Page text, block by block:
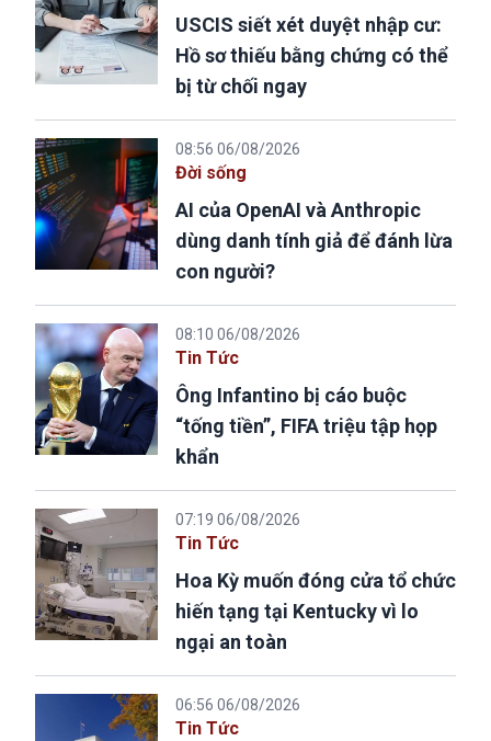
USCIS siết xét duyệt nhập cư:
Hồ sơ thiếu bằng chứng có thể
bị từ chối ngay
08:56 06/08/2026
Đời sống
AI của OpenAI và Anthropic
dùng danh tính giả để đánh lừa
con người?
08:10 06/08/2026
Tin Tức
Ông Infantino bị cáo buộc
“tống tiền”, FIFA triệu tập họp
khẩn
07:19 06/08/2026
Tin Tức
Hoa Kỳ muốn đóng cửa tổ chức
hiến tạng tại Kentucky vì lo
ngại an toàn
06:56 06/08/2026
Tin Tức